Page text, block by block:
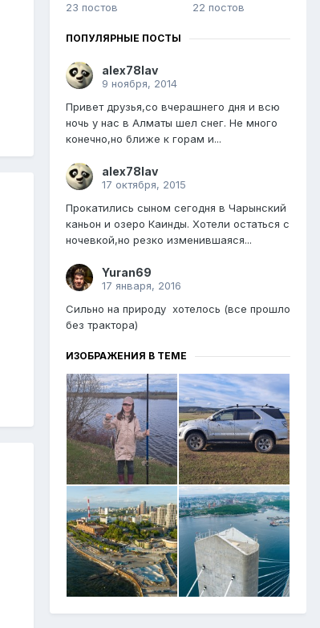
23 постов
22 постов
ПОПУЛЯРНЫЕ ПОСТЫ
alex78lav
9 ноября, 2014
Привет друзья,со вчерашнего дня и всю
ночь у нас в Алматы шел снег. Не много
конечно,но ближе к горам и...
alex78lav
17 октября, 2015
Прокатились сыном сегодня в Чарынский
каньон и озеро Каинды. Хотели остаться с
ночевкой,но резко изменившаяся...
Yuran69
17 января, 2016
Сильно на природу хотелось (все прошло
без трактора)
ИЗОБРАЖЕНИЯ В ТЕМЕ